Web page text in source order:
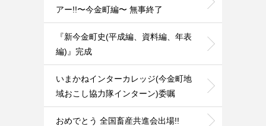
アー!!〜今金町編〜 無事終了
『新今金町史(平成編、資料編、年表
編)』完成
いまかねインターカレッジ(今金町地
域おこし協力隊インターン)委嘱
おめでとう 全国畜産共進会出場!!